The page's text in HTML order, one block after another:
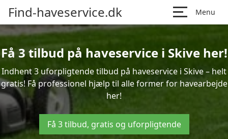
Find-haveservice.dk Menu
Få 3 tilbud på haveservice i Skive her!
Indhent 3 uforpligtende tilbud på haveservice i Skive – helt
gratis! Få professionel hjælp til alle former for havearbejde
her!
Få 3 tilbud, gratis og uforpligtende